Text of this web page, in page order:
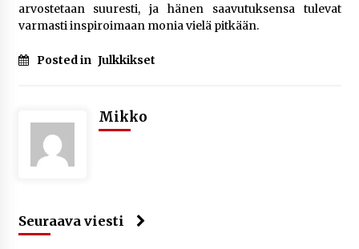
arvostetaan suuresti, ja hänen saavutuksensa tulevat
varmasti inspiroimaan monia vielä pitkään.
Posted in Julkkikset
Mikko
Seuraava viesti